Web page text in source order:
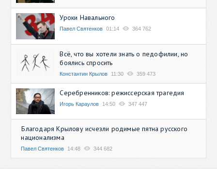
Уроки Навального
Павел Святенков 01:14 364 762
Всё, что вы хотели знать о педофилии, но
боялись спросить
Константин Крылов 11:30 359 473
Серебренников: режиссерская трагедия
Игорь Караулов 14:50 347 447
Благодаря Крылову исчезли родимые пятна русского
национализма
Павел Святенков 14:48 344 682